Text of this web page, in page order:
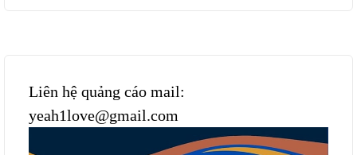
Liên hệ quảng cáo mail:
yeah1love@gmail.com